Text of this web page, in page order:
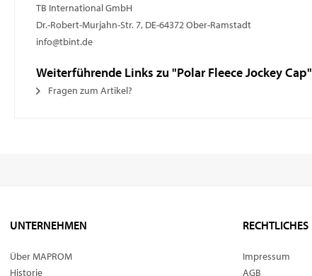
TB International GmbH
Dr.-Robert-Murjahn-Str. 7, DE-64372 Ober-Ramstadt
info@tbint.de
Weiterführende Links zu "Polar Fleece Jockey Cap"
Fragen zum Artikel?
UNTERNEHMEN
Über MAPROM
Historie
RECHTLICHES
Impressum
AGB